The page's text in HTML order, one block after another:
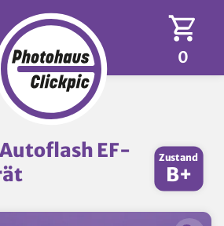
0
EF-
Zustand
B+